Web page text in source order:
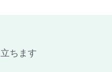
ちます